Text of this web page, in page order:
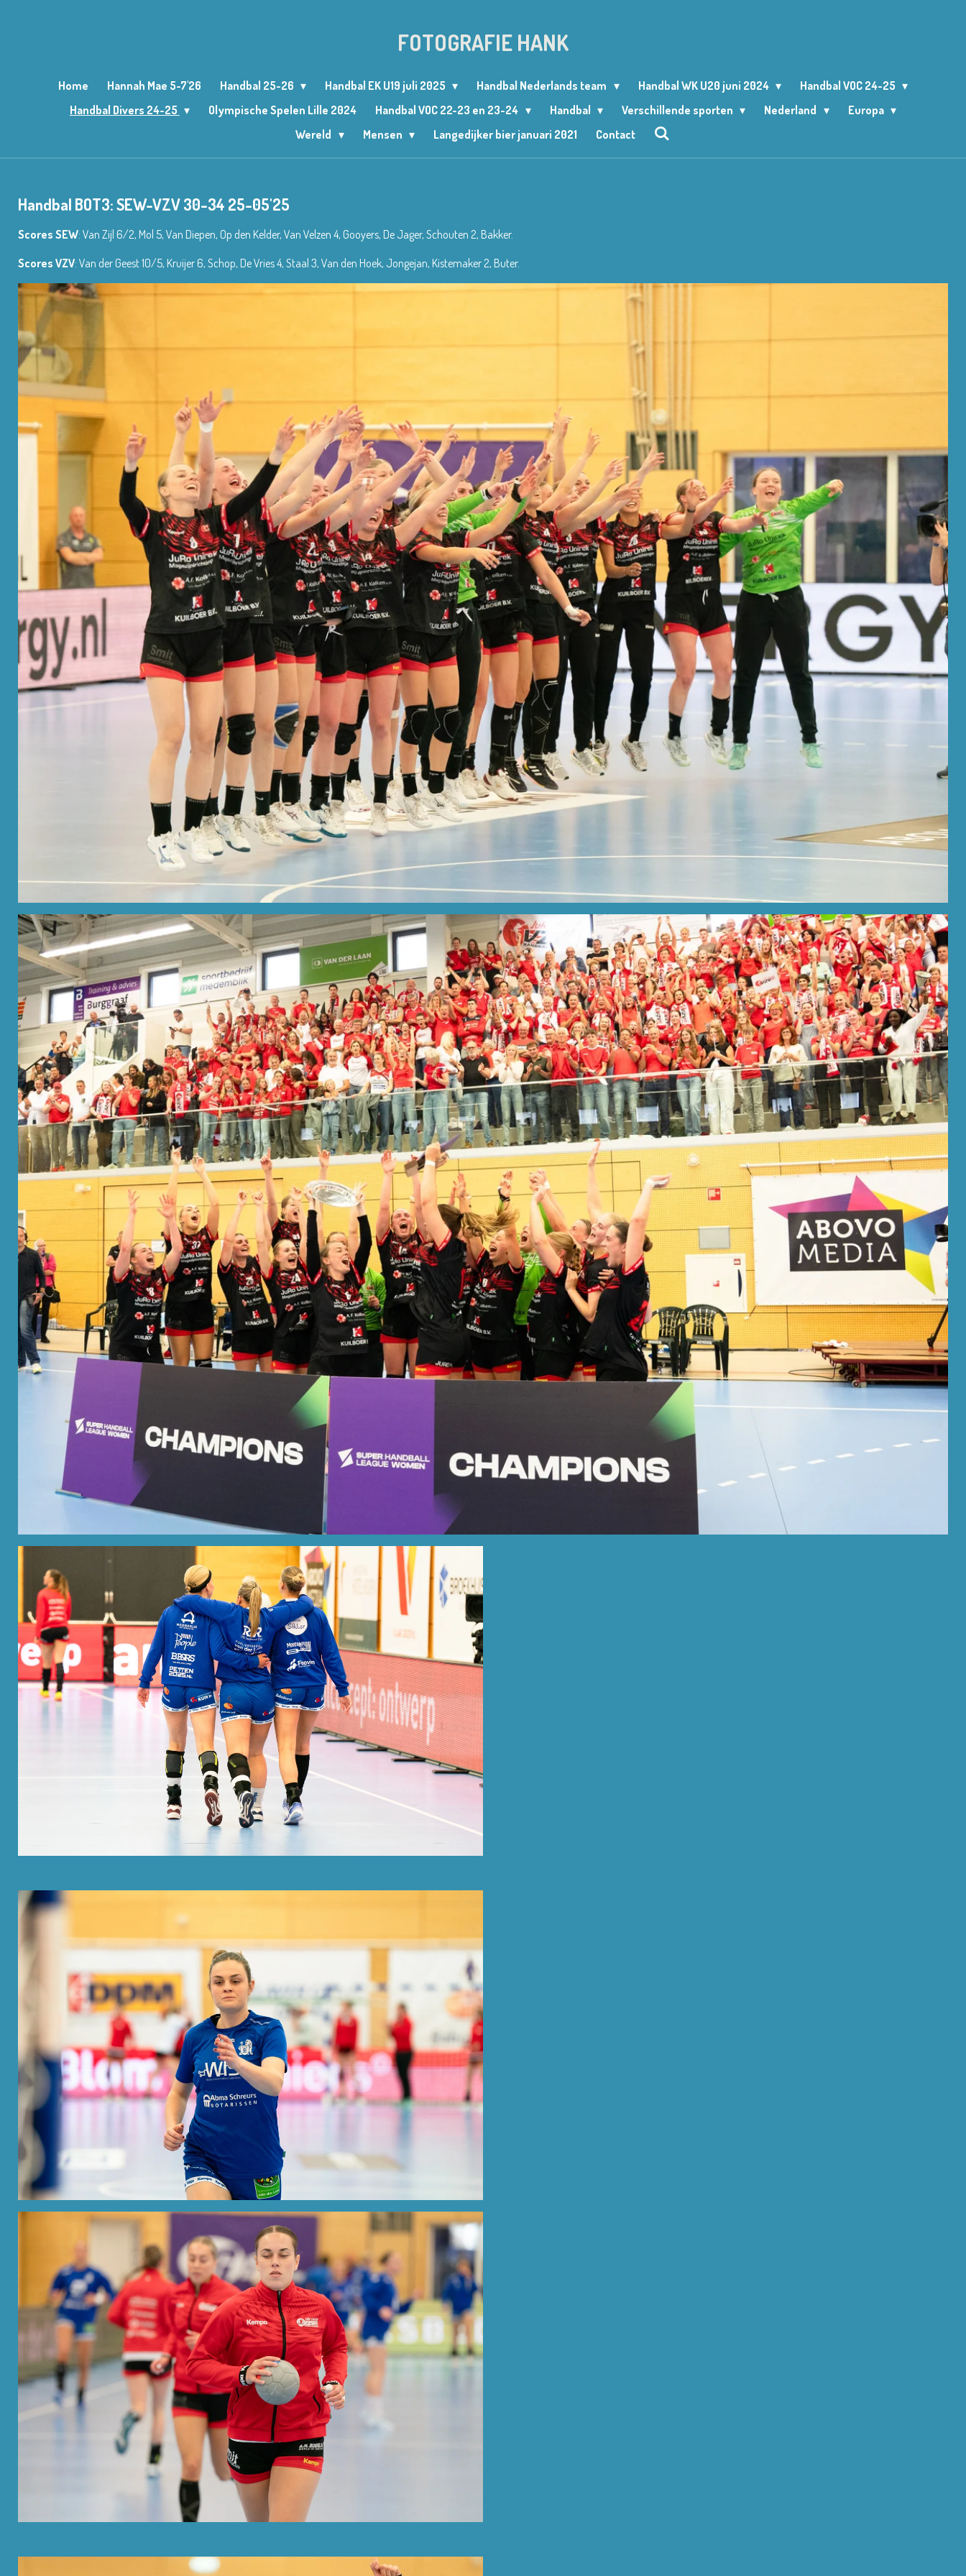
hoofdinhoud
FOTOGRAFIE HANK
Home Hannah Mae 5-7'26 Handbal 25-26 Handbal EK U19 juli 2025 Handbal Nederlands team Handbal WK U20 juni 2024
Handbal VOC 24-25
Handbal Divers 24-25
Olympische Spelen Lille 2024 Handbal VOC 22-23 en 23-24 Handbal Verschillende sporten Nederland
Europa
Wereld
Mensen Langedijker bier januari 2021 Contact
Handbal BOT3: SEW-VZV 30-34 25-05'25
Scores SEW: Van Zijl 6/2, Mol 5, Van Diepen, Op den Kelder, Van Velzen 4, Gooyers, De Jager, Schouten 2, Bakker.
Scores VZV: Van der Geest 10/5, Kruijer 6, Schop, De Vries 4, Staal 3, Van den Hoek, Jongejan, Kistemaker 2, Buter.